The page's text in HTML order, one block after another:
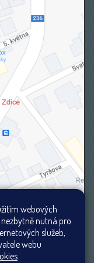
webových
nutná pro
služeb,
webu